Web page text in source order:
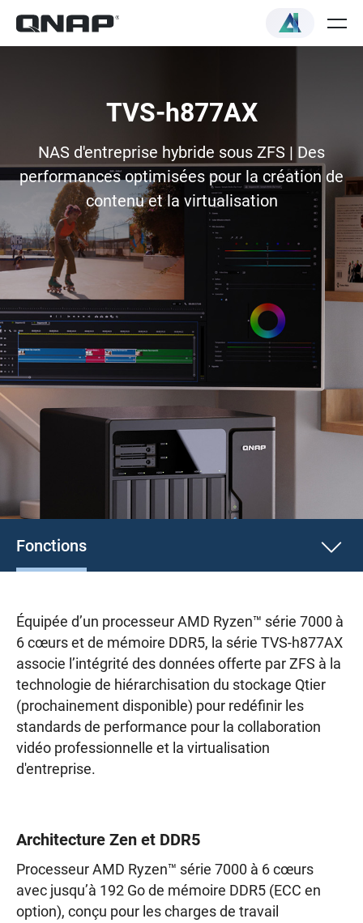
TVS-h877AX
NAS d'entreprise hybride sous ZFS | Des
performances optimisées pour la création de
contenu et la virtualisation
Fonctions
Équipée d’un processeur AMD Ryzen™ série 7000 à
6 cœurs et de mémoire DDR5, la série TVS-h877AX
associe l’intégrité des données offerte par ZFS à la
technologie de hiérarchisation du stockage Qtier
(prochainement disponible) pour redéfinir les
standards de performance pour la collaboration
vidéo professionnelle et la virtualisation
d'entreprise.
Architecture Zen et DDR5
Processeur AMD Ryzen™ série 7000 à 6 cœurs
avec jusqu’à 192 Go de mémoire DDR5 (ECC en
option), conçu pour les charges de travail